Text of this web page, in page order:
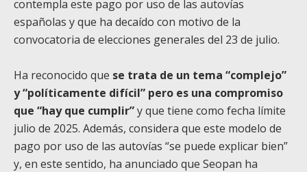
contempla este pago por uso de las autovías
españolas y que ha decaído con motivo de la
convocatoria de elecciones generales del 23 de julio.
Ha reconocido que se trata de un tema “complejo”
y “políticamente difícil” pero es una compromiso
que “hay que cumplir”y que tiene como fecha límite
julio de 2025. Además, considera que este modelo de
pago por uso de las autovías “se puede explicar bien”
y, en este sentido, ha anunciado que Seopan ha